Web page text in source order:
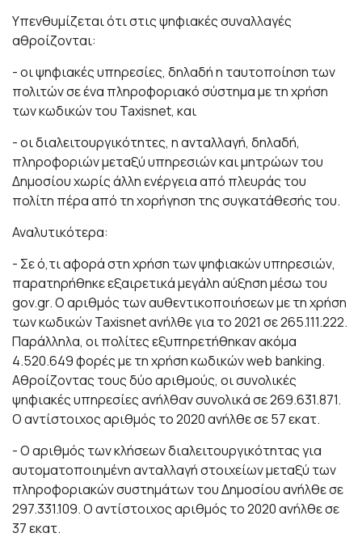
Υπενθυμίζεται ότι στις ψηφιακές συναλλαγές
αθροίζονται:
- οι ψηφιακές υπηρεσίες, δηλαδή η ταυτοποίηση των
πολιτών σε ένα πληροφοριακό σύστημα με τη χρήση
των κωδικών του Taxisnet, και
- οι διαλειτουργικότητες, η ανταλλαγή, δηλαδή,
πληροφοριών μεταξύ υπηρεσιών και μητρώων του
Δημοσίου χωρίς άλλη ενέργεια από πλευράς του
πολίτη πέρα από τη χορήγηση της συγκατάθεσής του.
Αναλυτικότερα:
- Σε ό,τι αφορά στη χρήση των ψηφιακών υπηρεσιών,
παρατηρήθηκε εξαιρετικά μεγάλη αύξηση μέσω του
gov.gr. Ο αριθμός των αυθεντικοποιήσεων με τη χρήση
των κωδικών Taxisnet ανήλθε για το 2021 σε 265.111.222.
Παράλληλα, οι πολίτες εξυπηρετήθηκαν ακόμα
4.520.649 φορές με τη χρήση κωδικών web banking.
Αθροίζοντας τους δύο αριθμούς, οι συνολικές
ψηφιακές υπηρεσίες ανήλθαν συνολικά σε 269.631.871.
Ο αντίστοιχος αριθμός το 2020 ανήλθε σε 57 εκατ.
- Ο αριθμός των κλήσεων διαλειτουργικότητας για
αυτοματοποιημένη ανταλλαγή στοιχείων μεταξύ των
πληροφοριακών συστημάτων του Δημοσίου ανήλθε σε
297.331.109. Ο αντίστοιχος αριθμός το 2020 ανήλθε σε
37 εκατ.